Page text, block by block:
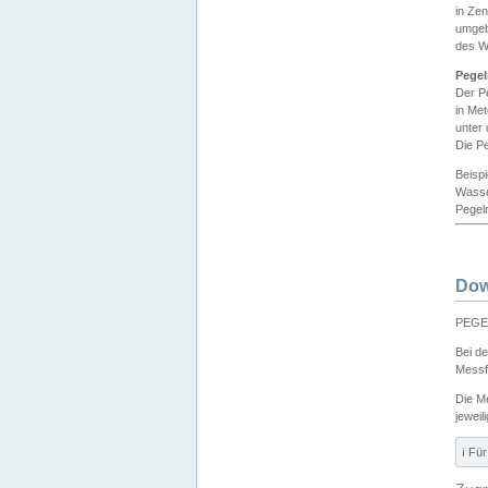
in
des
Der
in
unter
Die
Bei
Die
ℹ️